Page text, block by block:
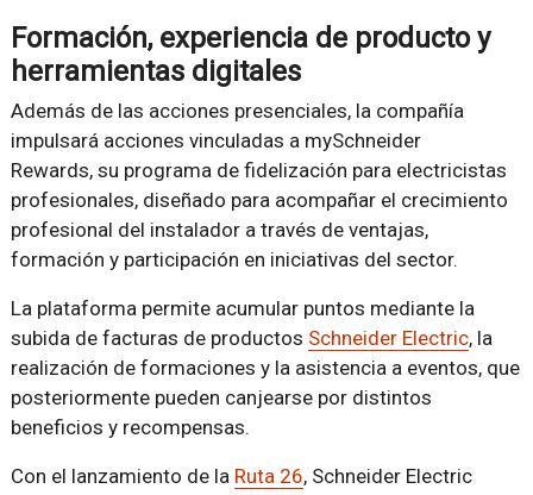
Formación, experiencia de producto y
herramientas digitales
Además de las acciones presenciales, la compañía
impulsará acciones vinculadas a mySchneider
Rewards, su programa de fidelización para electricistas
profesionales, diseñado para acompañar el crecimiento
profesional del instalador a través de ventajas,
formación y participación en iniciativas del sector.
La plataforma permite acumular puntos mediante la
subida de facturas de productos Schneider Electric, la
realización de formaciones y la asistencia a eventos, que
posteriormente pueden canjearse por distintos
beneficios y recompensas.
Con el lanzamiento de la Ruta 26, Schneider Electric